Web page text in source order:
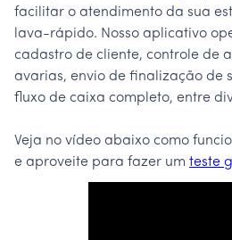
facilitar o atendimento da sua
lava-rápido. Nosso aplicativo
cadastro de cliente, controle de
avarias, envio de finalização de
fluxo de caixa completo, entre
Veja no vídeo abaixo como
e aproveite para fazer um teste